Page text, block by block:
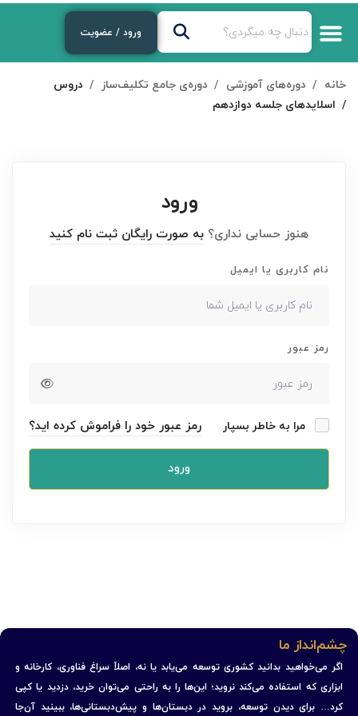
ورود / عضویت
خانه دوره‌های آموزشی دوره‌ی جامع تکلیف‌ساز
دروس
اسلایدهای جلسه دوازدهم
ورود
هنوز حسابی نداری؟ به صورت رایگان ثبت نام کنید
نام کاربری یا ایمیل
رمز عبور
مرا به خاطر بسپار رمز عبور خود را فراموش کرده اید؟
ورود
چشم‌انداز ما
اگر می‌خواهید بدانید کشوری توسعه می‌یابد یا نه، اصلاً سراغ فناوری، کارخانه و
ابزاری که استفاده می‌کند نروید؛ این‌ها را به راحتی می‌توان خرید، دزدید یا کپی
کرد… برای دیدن توسعه، بروید در دبستان‌ها و پیش‌دبستانی‌ها، ببینید آن‌جا